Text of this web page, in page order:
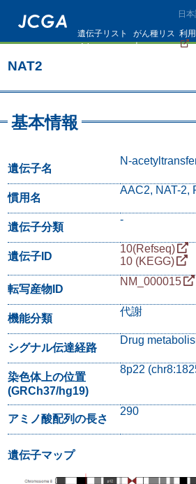
ン
ン
に
日
遺伝子リスト
がん種リス
ト
利
NAT2
基本情報
遺伝子名
N-
慣用名
AAC2, NAT-2,
遺伝子分類
-
遺伝子ID
10(Refseq)
10 (KEGG)
転写産物ID
NM_000015
機能分類
代謝
シグナル伝達経路
Drug
染色体上の位置
(GRCh37/hg19)
8p22
アミノ酸配列の長さ
290
遺伝子マップ